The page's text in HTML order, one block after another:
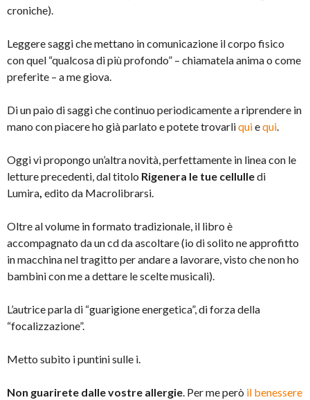
croniche).
Leggere saggi che mettano in comunicazione il corpo fisico
con quel “qualcosa di più profondo” – chiamatela anima o come
preferite – a me giova.
Di un paio di saggi che continuo periodicamente a riprendere in
mano con piacere ho già parlato e potete trovarliquiequi.
Oggi vi propongo un’altra novità, perfettamente in linea con le
letture precedenti, dal titolo Rigenera le tue cellulledi
Lumira, edito da Macrolibrarsi.
Oltre al volume in formato tradizionale, il libro è
accompagnato da un cd da ascoltare (io di solito ne approfitto
in macchina nel tragitto per andare a lavorare, visto che non ho
bambini con me a dettare le scelte musicali).
L’autrice parla di “guarigione energetica”, di forza della
“focalizzazione”.
Metto subito i puntini sulle i.
Non guarirete dalle vostre allergie. Per me però il benessere